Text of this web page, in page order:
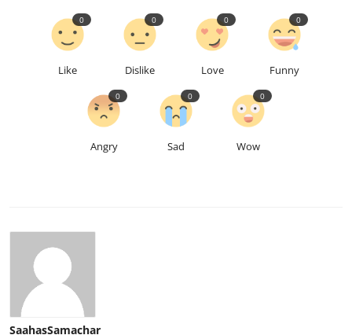
Like
0
Dislike
0
Love
0
Funny
0
Angry
0
Sad
0
Wow
0
SaahasSamachar